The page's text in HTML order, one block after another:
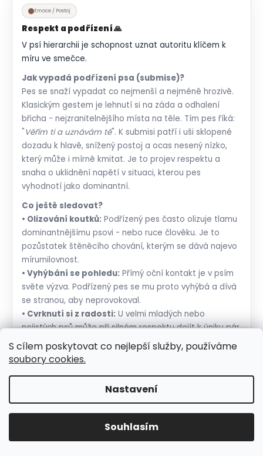
S cílem poskytovat co nejlepší služby, používáme
soubory cookies.
Nastavení
Souhlasím
měsíců nedoporučujeme volit doručení do
samoobslužných boxů, kde mohou být zásilky
vystaveny vysokým teplotám. Jelikož naše
produkty neobsahují chemické konzervanty,
výdejní místo s obsluhou. Děkujeme, že spolu s
námi dbáte na zachování nejvyšší kvality produktů
Emoce / Postoj
Respekt a podřízení 🙏
V psí hierarchii je schopnost uznat autoritu klíčem k
míru ve smečce.
Jak vypadá podřízení psa (submise)?
Pes se snaží vypadat co nejmenší a nejméně hrozivě.
Klasickým gestem je lehnutí si na záda a odhalení
břicha - nejzranitelnějšího místa na těle. Tím pes říká:
"Věřím ti a uznávám tě". K submisi patří i uši sklopené
dozadu k hlavě, snížený postoj a ocas nesený nízko,
který může i mírně kmitat. Je to projev respektu a
snaha o uklidnění napětí v situaci, kterou pes
vyhodnotí jako dominantní.
Co ještě sledovat?
• Olizování koutků: Podřízený pes často olizuje tlamu
dominantnějšímu psovi - nebo ruce člověku. Je to
pozůstatek štěněcího chování, kterým se dává najevo
mírumilovnost.
• Vyhýbání se pohledu: Přímý oční kontakt je v psím
světe výzva. Podřízený pes se mu proto vyhýbá a dívá
se stranou, aby neprovokoval.
• Cvrknutí si z radosti: U velmi mladých nebo
nejistých psů může při silném respektu dojít k úniku pár
kapek moči - je to tzv. submisivní močení, které značí
velký respekt a silné emoce.